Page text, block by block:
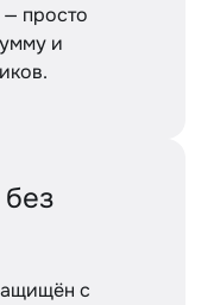
просто
и
с